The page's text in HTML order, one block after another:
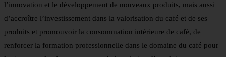
l’innovation et le développement de nouveaux produits, mais aussi
d’accroître l’investissement dans la valorisation du café et de ses
produits et promouvoir la consommation intérieure de café, de
renforcer la formation professionnelle dans le domaine du café pour